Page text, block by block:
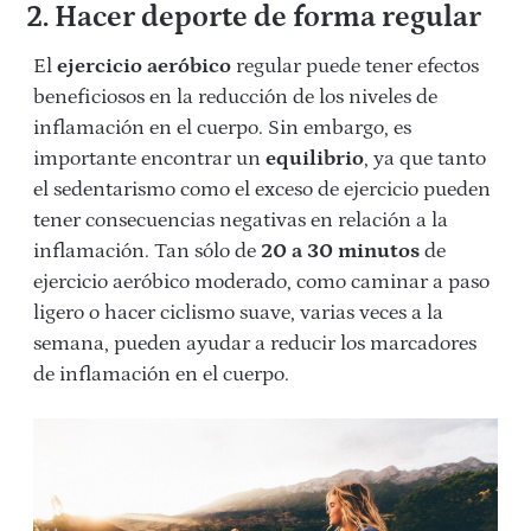
2. Hacer deporte de forma regular
El ejercicio aeróbico regular puede tener efectos
beneficiosos en la reducción de los niveles de
inflamación en el cuerpo. Sin embargo, es
importante encontrar un equilibrio, ya que tanto
el sedentarismo como el exceso de ejercicio pueden
tener consecuencias negativas en relación a la
inflamación. Tan sólo de 20 a 30 minutos de
ejercicio aeróbico moderado, como caminar a paso
ligero o hacer ciclismo suave, varias veces a la
semana, pueden ayudar a reducir los marcadores
de inflamación en el cuerpo.